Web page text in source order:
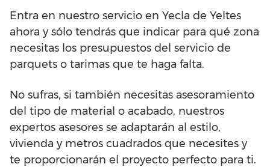
Entra en nuestro servicio en Yecla de Yeltes
ahora y sólo tendrás que indicar para qué zona
necesitas los presupuestos del servicio de
parquets o tarimas que te haga falta.
No sufras, si también necesitas asesoramiento
del tipo de material o acabado, nuestros
expertos asesores se adaptarán al estilo,
vivienda y metros cuadrados que necesites y
te proporcionarán el proyecto perfecto para ti.